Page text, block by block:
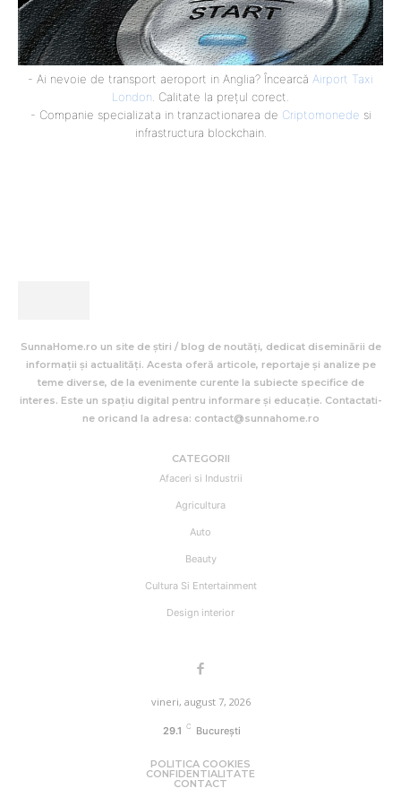
- Ai nevoie de transport aeroport in Anglia? Încearcă Airport Taxi
London . Calitate la prețul corect.
- Companie specializata in tranzactionarea de Criptomonede si
infrastructura blockchain.
SunnaHome.ro un site de știri / blog de noutăți, dedicat diseminării de
informații și actualități. Acesta oferă articole, reportaje și analize pe
teme diverse, de la evenimente curente la subiecte specifice de
interes. Este un spațiu digital pentru informare și educație. Contactati-
ne oricand la adresa: contact@sunnahome.ro
CATEGORII
Afaceri si Industrii
Agricultura
Auto
Beauty
Cultura Si Entertainment
Design interior
vineri, august 7, 2026
29.1 C București
POLITICA COOKIES
CONFIDENTIALITATE
CONTACT